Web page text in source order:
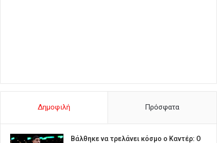
Δημοφιλή Πρόσφατα
Βάλθηκε να τρελάνει κόσμο ο Καντέρ: Ο